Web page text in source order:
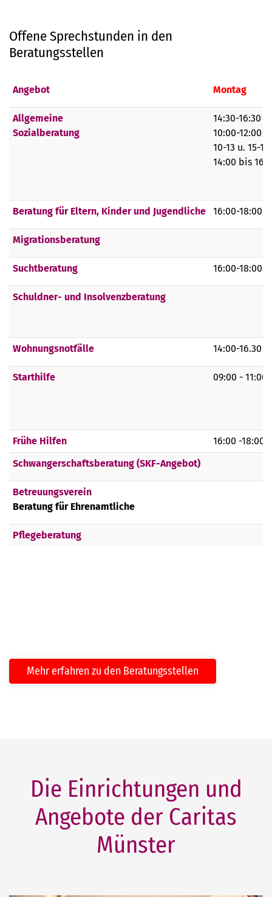
Offene Sprechstunden in den
Beratungsstellen
Angebot Montag
Allgemeine
Sozialberatung
14:30-16:30
10:00-12:00
10-13 u. 15-
14:00 bis
Beratung für Eltern, Kinder und Jugendliche 16:00-18:00
Migrationsberatung
Suchtberatung 16:00-18:00
Schuldner- und Insolvenzberatung
Wohnungsnotfälle 14:00-16.30
Starthilfe 09:00 - 11:00
Frühe Hilfen
16:00 -18:00
Schwangerschaftsberatung (SKF-Angebot)
Betreuungsverein
Beratung für Ehrenamtliche
Pflegeberatung
Mehr erfahren zu den Beratungsstellen
Die Einrichtungen und
Angebote der Caritas
Münster